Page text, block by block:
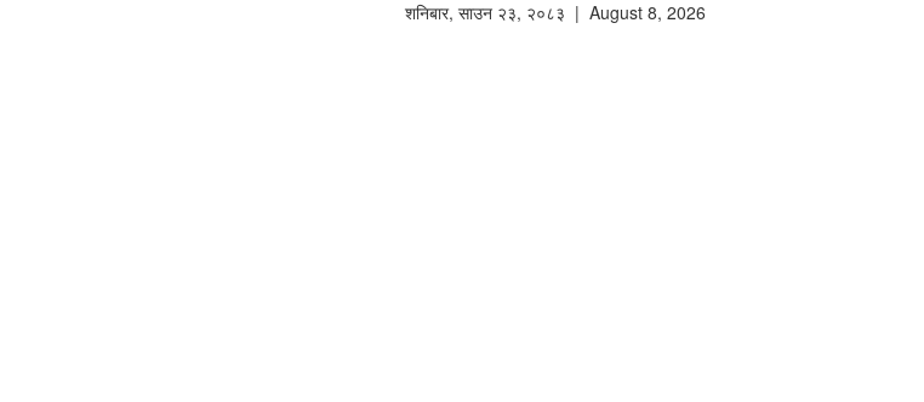
शनिबार, साउन २३, २०८३ | August 8, 2026